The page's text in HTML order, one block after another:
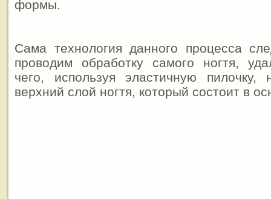
формы.
Сама технология данного процесса
проводим обработку самого ногтя,
чего, используя эластичную пилочку,
верхний слой ногтя, который состоит в